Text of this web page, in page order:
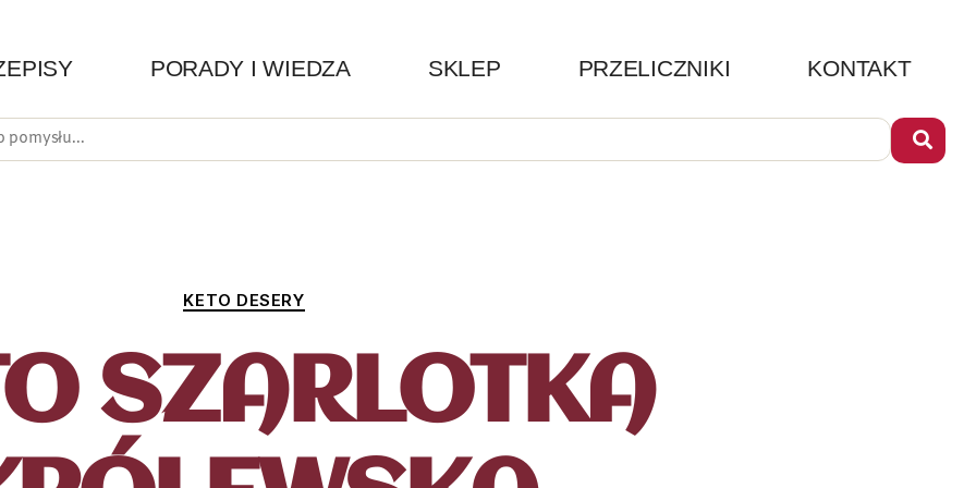
PORADY I WIEDZA SKLEP PRZELICZNIKI KONTAKT
KETO DESERY
SZARLOTKA